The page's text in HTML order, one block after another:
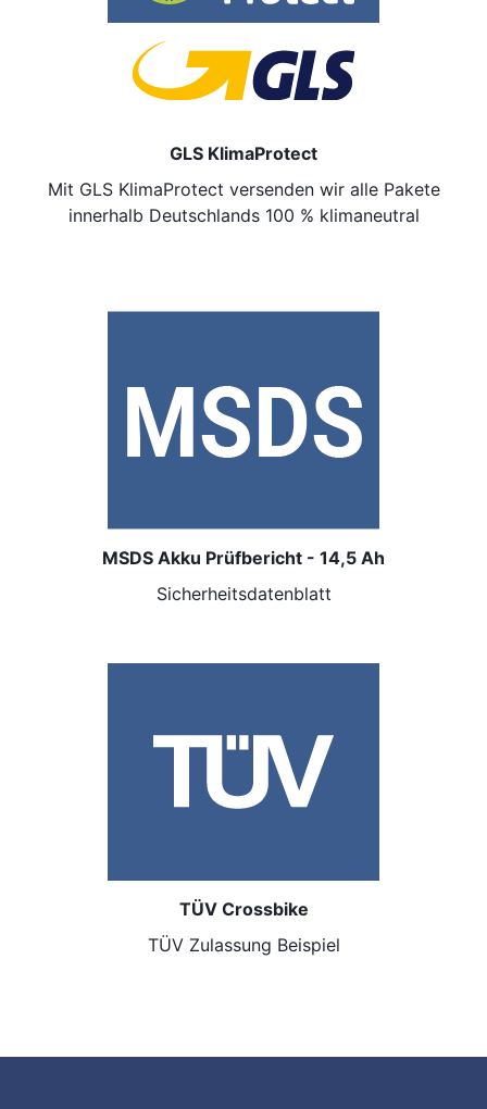
GLS KlimaProtect
Mit GLS KlimaProtect versenden wir alle Pakete
innerhalb Deutschlands 100 % klimaneutral
MSDS Akku Prüfbericht - 14,5 Ah
Sicherheitsdatenblatt
TÜV Crossbike
TÜV Zulassung Beispiel